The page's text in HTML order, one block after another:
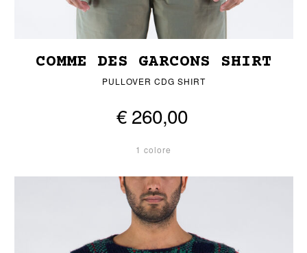
COMME DES GARCONS SHIRT
PULLOVER CDG SHIRT
€ 260,00
1 colore